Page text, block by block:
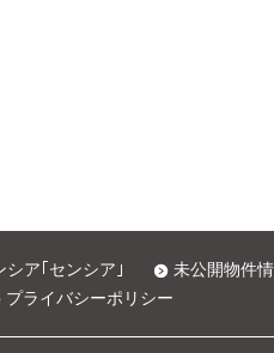
ア｢センシア｣
未公開物件
プライバシーポリシー